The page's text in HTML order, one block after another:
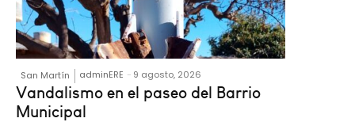
San Martín adminERE - 9 agosto, 2026
Vandalismo en el paseo del Barrio
Municipal